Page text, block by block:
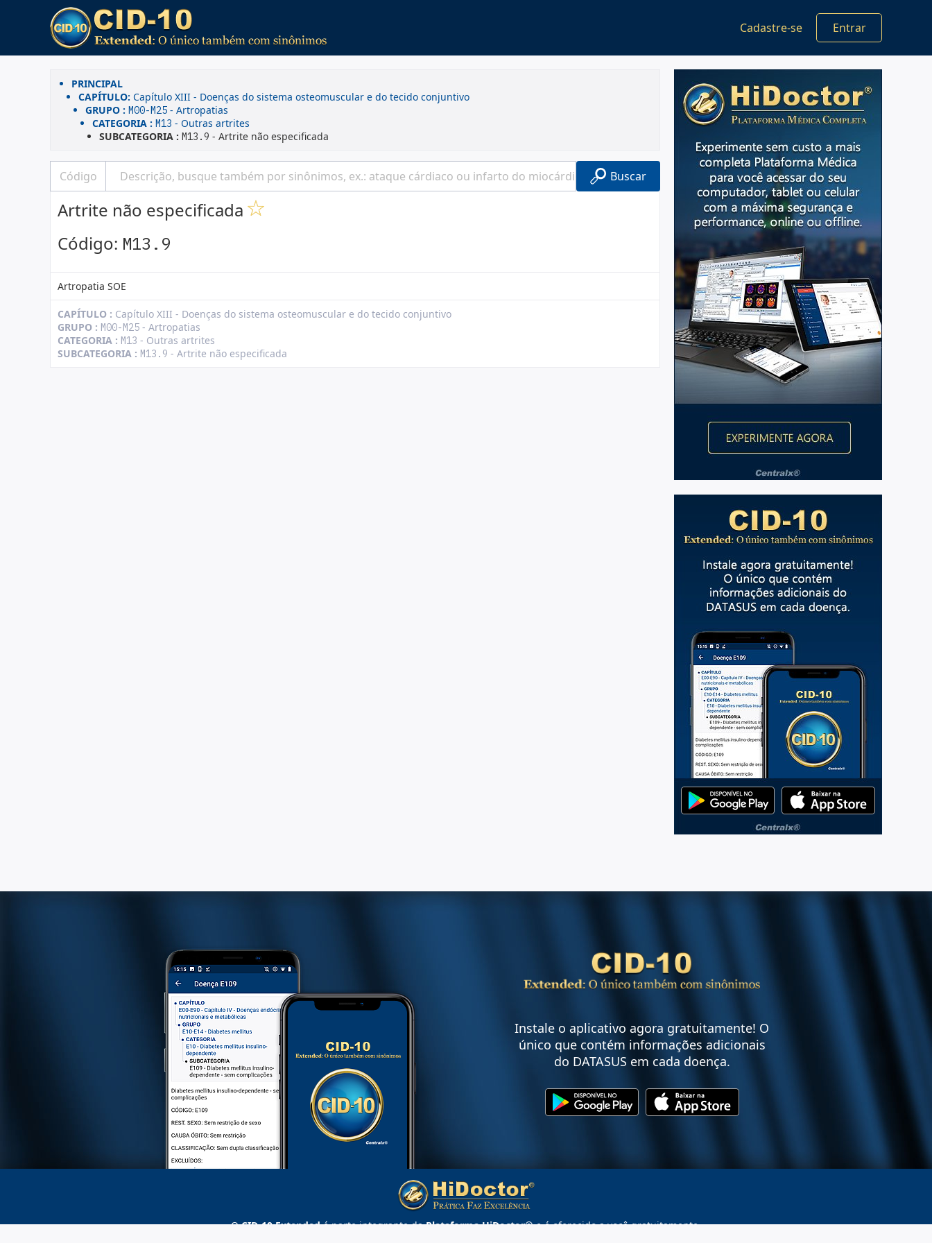
Cadastre-se Entrar
PRINCIPAL
CAPÍTULO: Capítulo XIII - Doenças do sistema osteomuscular e do tecido conjuntivo
GRUPO : M00-M25 - Artropatias
CATEGORIA : M13 - Outras artrites
SUBCATEGORIA : M13.9 - Artrite não especificada
Buscar
Artrite não especificada
Código: M13.9
Artropatia SOE
CAPÍTULO : Capítulo XIII - Doenças do sistema osteomuscular e do tecido conjuntivo
GRUPO : M00-M25 - Artropatias
CATEGORIA : M13 - Outras artrites
SUBCATEGORIA : M13.9 - Artrite não especificada
Instale o aplicativo agora gratuitamente! O
único que contém informações adicionais
do DATASUS em cada doença.
OCID-10 Extendedé parte integrante daPlataforma HiDoctor®e é oferecido a você gratuitamente.